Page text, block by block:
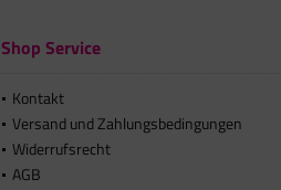
Shop Service
Kontakt
Versand und Zahlungsbedingungen
Widerrufsrecht
AGB